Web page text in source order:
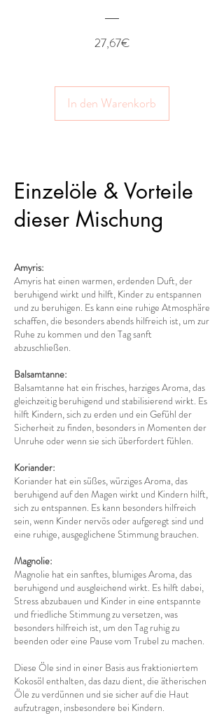
27,67€Preis
In den Warenkorb
Einzelöle & Vorteile
dieser Mischung
Amyris:
Amyris hat einen warmen, erdenden Duft, der
beruhigend wirkt und hilft, Kinder zu entspannen
und zu beruhigen. Es kann eine ruhige Atmosphäre
schaffen, die besonders abends hilfreich ist, um zur
Ruhe zu kommen und den Tag sanft
abzuschließen.
Balsamtanne:
Balsamtanne hat ein frisches, harziges Aroma, das
gleichzeitig beruhigend und stabilisierend wirkt. Es
hilft Kindern, sich zu erden und ein Gefühl der
Sicherheit zu finden, besonders in Momenten der
Unruhe oder wenn sie sich überfordert fühlen.
Koriander:
Koriander hat ein süßes, würziges Aroma, das
beruhigend auf den Magen wirkt und Kindern hilft,
sich zu entspannen. Es kann besonders hilfreich
sein, wenn Kinder nervös oder aufgeregt sind und
eine ruhige, ausgeglichene Stimmung brauchen.
Magnolie:
Magnolie hat ein sanftes, blumiges Aroma, das
beruhigend und ausgleichend wirkt. Es hilft dabei,
Stress abzubauen und Kinder in eine entspannte
und friedliche Stimmung zu versetzen, was
besonders hilfreich ist, um den Tag ruhig zu
beenden oder eine Pause vom Trubel zu machen.
Diese Öle sind in einer Basis aus fraktioniertem
Kokosöl enthalten, das dazu dient, die ätherischen
Öle zu verdünnen und sie sicher auf die Haut
aufzutragen, insbesondere bei Kindern.